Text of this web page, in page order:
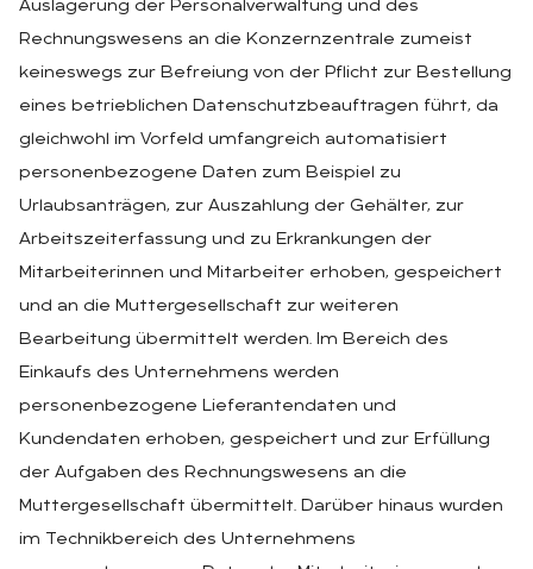
Auslagerung der Personalverwaltung und des
Rechnungswesens an die Konzernzentrale zumeist
keineswegs zur Befreiung von der Pflicht zur Bestellung
eines betrieblichen Datenschutzbeauftragen führt, da
gleichwohl im Vorfeld umfangreich automatisiert
personenbezogene Daten zum Beispiel zu
Urlaubsanträgen, zur Auszahlung der Gehälter, zur
Arbeitszeiterfassung und zu Erkrankungen der
Mitarbeiterinnen und Mitarbeiter erhoben, gespeichert
und an die Muttergesellschaft zur weiteren
Bearbeitung übermittelt werden. Im Bereich des
Einkaufs des Unternehmens werden
personenbezogene Lieferantendaten und
Kundendaten erhoben, gespeichert und zur Erfüllung
der Aufgaben des Rechnungswesens an die
Muttergesellschaft übermittelt. Darüber hinaus wurden
im Technikbereich des Unternehmens